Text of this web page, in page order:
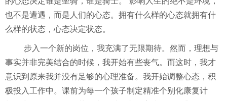
也不是遭遇，而是人们的心态。拥有什么样的心态就拥有什
么样的状态，心态决定状态。
步入一个新的岗位，我充满了无限期待。然而，理想与
事实并非完美结合的时候，我开始有些丧气。而这时，我才
意识到原来我并没有足够的心理准备。我开始调整心态，积
极投入工作中。课前为每一个孩子制定精准个别化康复计